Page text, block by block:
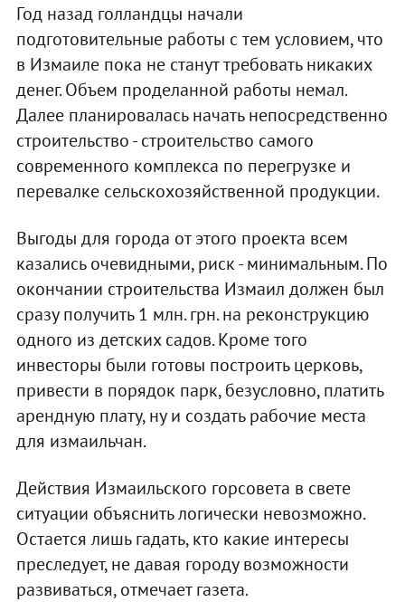
Год назад голландцы начали
подготовительные работы с тем условием, что
в Измаиле пока не станут требовать никаких
денег. Объем проделанной работы немал.
Далее планировалась начать непосредственно
строительство - строительство самого
современного комплекса по перегрузке и
перевалке сельскохозяйственной продукции.
Выгоды для города от этого проекта всем
казались очевидными, риск - минимальным. По
окончании строительства Измаил должен был
сразу получить 1 млн. грн. на реконструкцию
одного из детских садов. Кроме того
инвесторы были готовы построить церковь,
привести в порядок парк, безусловно, платить
арендную плату, ну и создать рабочие места
для измаильчан.
Действия Измаильского горсовета в свете
ситуации объяснить логически невозможно.
Остается лишь гадать, кто какие интересы
преследует, не давая городу возможности
развиваться, отмечает газета.